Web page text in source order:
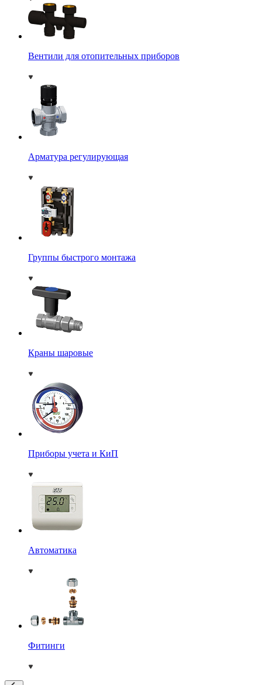
Вентили для отопительных приборов
Арматура регулирующая
Группы быстрого монтажа
Краны шаровые
Приборы учета и КиП
Автоматика
Фитинги